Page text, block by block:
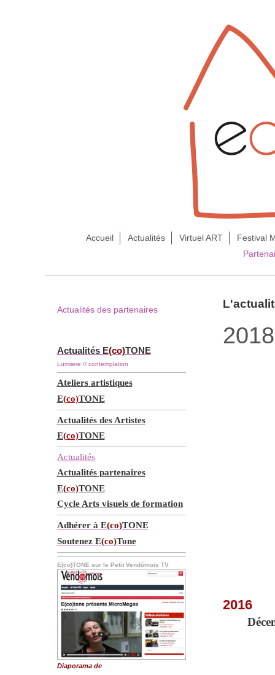
Accueil Actualités Virtuel ART
Festival
2018
2016
Actualités des partenaires
Actualités E(co)TONE
Lumiiere // contemplation
Ateliers artistiques
E(co)TONE
Actualités des Artistes
E(co)TONE
Actualités
Actualités partenaires
E(co)TONE
Cycle Arts visuels de formation
Adhérer à E(co)TONE
Soutenez E(co)Tone
E(co)TONE sur le Petit Vendômois TV
Diaporama de